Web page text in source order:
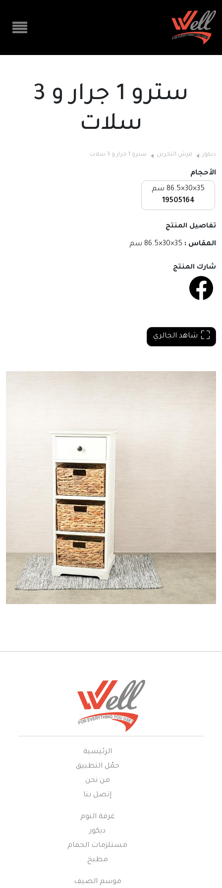
سترو 1 جرار و 3
سلات
ديكور فرش التخزين سترو 1 جرار و 3 سلات
الأحجام
35×30×86.5 سم
19505164
تفاصيل المنتج
المقاس :
شارك المنتج
شاهد الجالري
الرئيسية
حمّل التطبيق
من نحن
إتصل بنا
غرفة النوم
ديكور
مستلزمات الحمام
مطبخ
موسم الصيف